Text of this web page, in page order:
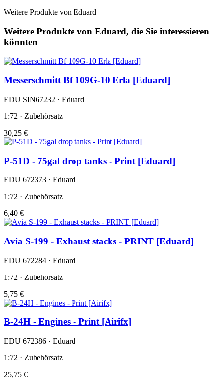
Weitere Produkte von Eduard
Weitere Produkte von Eduard, die Sie interessieren
könnten
Messerschmitt Bf 109G-10 Erla [Eduard]
EDU SIN67232 · Eduard
1:72 · Zubehörsatz
30,25 €
P-51D - 75gal drop tanks - Print [Eduard]
EDU 672373 · Eduard
1:72 · Zubehörsatz
6,40 €
Avia S-199 - Exhaust stacks - PRINT [Eduard]
EDU 672284 · Eduard
1:72 · Zubehörsatz
5,75 €
B-24H - Engines - Print [Airifx]
EDU 672386 · Eduard
1:72 · Zubehörsatz
25,75 €